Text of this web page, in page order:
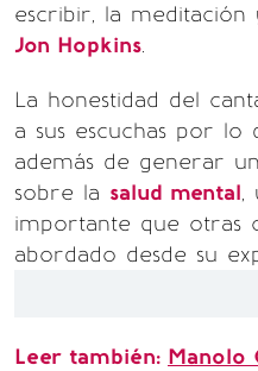
escribir, la meditación
Jon Hopkins.
La honestidad del
a sus escuchas por lo
además de generar
sobre la salud mental,
importante que otras
abordado desde su
Leer también: Manolo